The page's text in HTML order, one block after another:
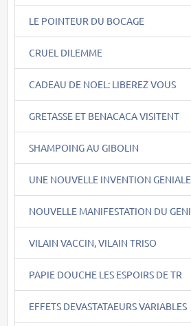
LE POINTEUR DU BOCAGE
CRUEL DILEMME
CADEAU DE NOEL: LIBEREZ VOUS
GRETASSE ET BENACACA VISITENT
SHAMPOING AU GIBOLIN
UNE NOUVELLE INVENTION GENIALE
NOUVELLE MANIFESTATION DU GENI
VILAIN VACCIN, VILAIN TRISO
PAPIE DOUCHE LES ESPOIRS DE TR
EFFETS DEVASTATAEURS VARIABLES